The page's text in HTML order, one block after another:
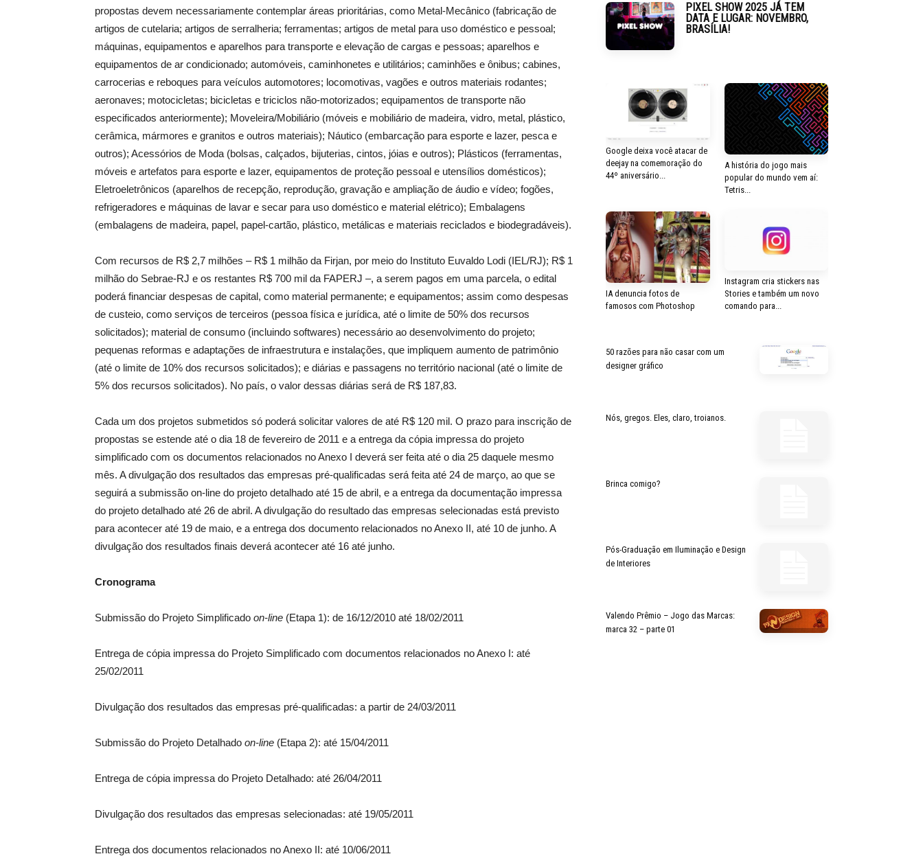
propostas devem necessariamente contemplar áreas prioritárias, como Metal-Mecânico (fabricação de
artigos de cutelaria; artigos de serralheria; ferramentas; artigos de metal para uso doméstico e pessoal;
máquinas, equipamentos e aparelhos para transporte e elevação de cargas e pessoas; aparelhos e
equipamentos de ar condicionado; automóveis, caminhonetes e utilitários; caminhões e ônibus; cabines,
carrocerias e reboques para veículos automotores; locomotivas, vagões e outros materiais rodantes;
aeronaves; motocicletas; bicicletas e triciclos não-motorizados; equipamentos de transporte não
especificados anteriormente); Moveleira/Mobiliário (móveis e mobiliário de madeira, vidro, metal, plástico,
cerâmica, mármores e granitos e outros materiais); Náutico (embarcação para esporte e lazer, pesca e
outros); Acessórios de Moda (bolsas, calçados, bijuterias, cintos, jóias e outros); Plásticos (ferramentas,
móveis e artefatos para esporte e lazer, equipamentos de proteção pessoal e utensílios domésticos);
Eletroeletrônicos (aparelhos de recepção, reprodução, gravação e ampliação de áudio e vídeo; fogões,
refrigeradores e máquinas de lavar e secar para uso doméstico e material elétrico); Embalagens
(embalagens de madeira, papel, papel-cartão, plástico, metálicas e materiais reciclados e biodegradáveis).
Com recursos de R$ 2,7 milhões – R$ 1 milhão da Firjan, por meio do Instituto Euvaldo Lodi (IEL/RJ); R$ 1
milhão do Sebrae-RJ e os restantes R$ 700 mil da FAPERJ –, a serem pagos em uma parcela, o edital
poderá financiar despesas de capital, como material permanente; e equipamentos; assim como despesas
de custeio, como serviços de terceiros (pessoa física e jurídica, até o limite de 50% dos recursos
solicitados); material de consumo (incluindo softwares) necessário ao desenvolvimento do projeto;
pequenas reformas e adaptações de infraestrutura e instalações, que impliquem aumento de patrimônio
(até o limite de 10% dos recursos solicitados); e diárias e passagens no território nacional (até o limite de
5% dos recursos solicitados). No país, o valor dessas diárias será de R$ 187,83.
Cada um dos projetos submetidos só poderá solicitar valores de até R$ 120 mil. O prazo para inscrição de
propostas se estende até o dia 18 de fevereiro de 2011 e a entrega da cópia impressa do projeto
simplificado com os documentos relacionados no Anexo I deverá ser feita até o dia 25 daquele mesmo
mês. A divulgação dos resultados das empresas pré-qualificadas será feita até 24 de março, ao que se
seguirá a submissão on-line do projeto detalhado até 15 de abril, e a entrega da documentação impressa
do projeto detalhado até 26 de abril. A divulgação do resultado das empresas selecionadas está previsto
para acontecer até 19 de maio, e a entrega dos documento relacionados no Anexo II, até 10 de junho. A
divulgação dos resultados finais deverá acontecer até 16 até junho.
Cronograma
Submissão do Projeto Simplificado on-line (Etapa 1): de 16/12/2010 até 18/02/2011
Entrega de cópia impressa do Projeto Simplificado com documentos relacionados no Anexo I: até
25/02/2011
Divulgação dos resultados das empresas pré-qualificadas: a partir de 24/03/2011
Submissão do Projeto Detalhado on-line (Etapa 2): até 15/04/2011
Entrega de cópia impressa do Projeto Detalhado: até 26/04/2011
Divulgação dos resultados das empresas selecionadas: até 19/05/2011
Entrega dos documentos relacionados no Anexo II: até 10/06/2011
PIXEL SHOW 2025 JÁ TEM
DATA E LUGAR: NOVEMBRO,
BRASÍLIA!
Google deixa você atacar de
deejay na comemoração do
44º aniversário...
A história do jogo mais
popular do mundo vem aí:
Tetris...
IA denuncia fotos de
famosos com Photoshop
Instagram cria stickers nas
Stories e também um novo
comando para...
50 razões para não casar com um
designer gráfico
Nós, gregos. Eles, claro, troianos.
Brinca comigo?
Pós-Graduação em Iluminação e Design
de Interiores
Valendo Prêmio – Jogo das Marcas:
marca 32 – parte 01